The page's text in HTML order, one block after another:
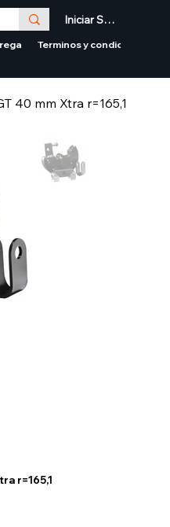
Iniciar Sesión
Terminos y condiciones
40 mm Xtra r=165,1
r=165,1